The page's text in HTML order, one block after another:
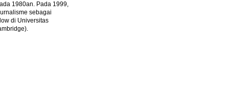
1980an. Pada 1999,
sebagai
di Universitas